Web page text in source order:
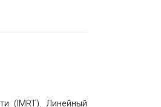
(IMRT). Линейный